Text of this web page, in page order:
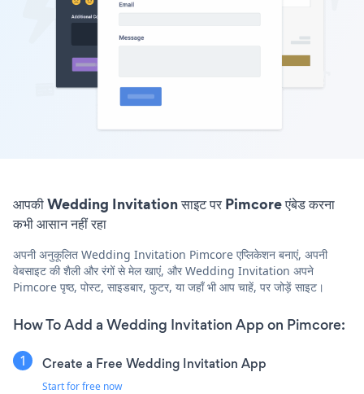
आपकी Wedding Invitation साइट पर Pimcore एंबेड करना
कभी आसान नहीं रहा
अपनी अनुकूलित Wedding Invitation Pimcore एप्लिकेशन बनाएं, अपनी
वेबसाइट की शैली और रंगों से मेल खाएं, और Wedding Invitation अपने
Pimcore पृष्ठ, पोस्ट, साइडबार, फुटर, या जहाँ भी आप चाहें, पर जोड़ें साइट।
How To Add a Wedding Invitation App on Pimcore:
Create a Free Wedding Invitation App
Start for free now